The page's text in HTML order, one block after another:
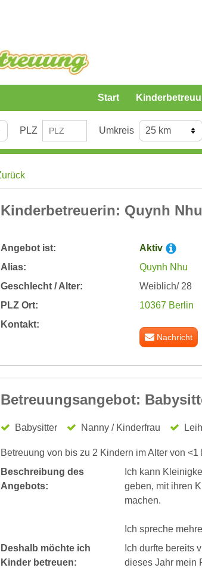
Start
PLZ Umkreis
Kinderbetreuerin: Quynh Nhu
Angebot ist:
Aktiv
Alias:
Quynh Nhu
Geschlecht / Alter:
Weiblich/ 28
PLZ Ort:
10367 Berlin
Kontakt:
Nachricht
Betreuungsangebot:
Babysitter Nanny / Kinderfrau
Betreuung von bis zu 2 Kindern im Alter von <1
Beschreibung des
Angebots:
Ich kann
geben, mit ihren
machen.
Ich spreche
Deshalb möchte ich
Kinder betreuen:
Ich durfte bereits
dieses Jahr mein